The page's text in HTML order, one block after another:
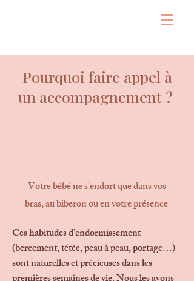
Pourquoi faire appel à
un accompagnement ?
Votre bébé ne s'endort que dans vos
bras, au biberon ou en votre présence
Ces habitudes d’endormissement
(bercement, tétée, peau à peau, portage…)
sont naturelles et précieuses dans les